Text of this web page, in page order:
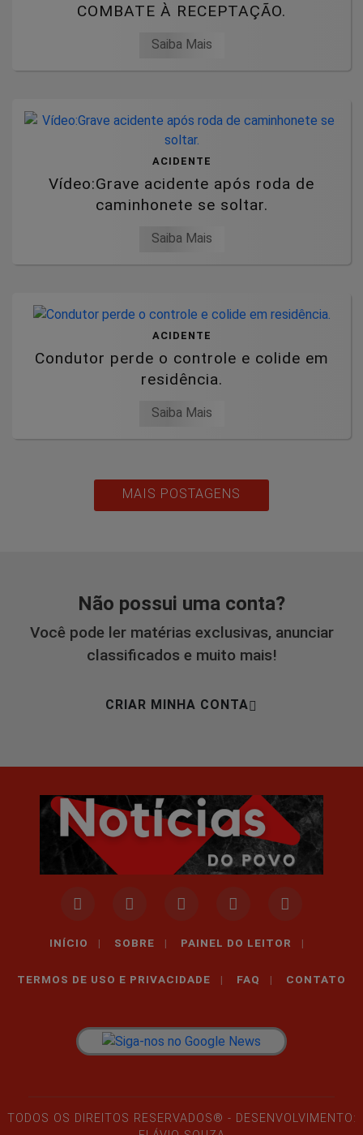
COMBATE À RECEPTAÇÃO.
Saiba Mais
ACIDENTE
Vídeo:Grave acidente após roda de
caminhonete se soltar.
Saiba Mais
ACIDENTE
Condutor perde o controle e colide em
residência.
Saiba Mais
MAIS POSTAGENS
Não possui uma conta?
Você pode ler matérias exclusivas, anunciar
classificados e muito mais!
CRIAR MINHA CONTA
INÍCIO | SOBRE | PAINEL DO LEITOR |
TERMOS DE USO E PRIVACIDADE | FAQ | CONTATO
TODOS OS DIREITOS RESERVADOS® - DESENVOLVIMENTO: